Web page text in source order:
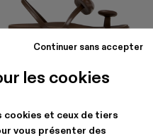
les cookies
et ceux de tiers
vous présenter des
Continuer sans accepter
179 -40%CHF 299